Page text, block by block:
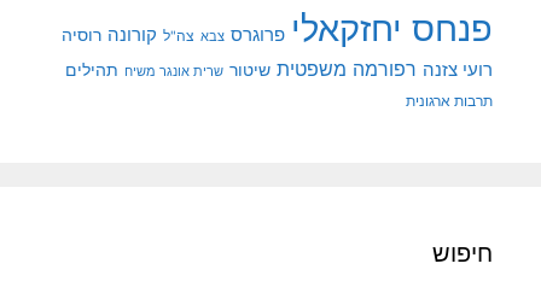
פנחס יחזקאלי פרוגרס צבא צה"ל קורונה רוסיה
רועי צזנה רפורמה משפטית שיטור שרית אונגר משיח תהילים
תרבות ארגונית
חיפוש